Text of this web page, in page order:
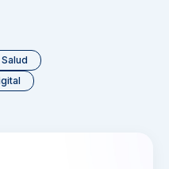
y Docencia